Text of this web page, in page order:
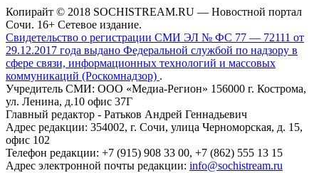
Копирайт © 2018 SOCHISTREAM.RU — Новостной портал
Сочи. 16+ Сетевое издание.
Свидетельство о регистрации СМИ ЭЛ № ФС 77 — 72111 от
29.12.2017 года выдано Федеральной службой по надзору в
сфере связи, информационных технологий и массовых
коммуникаций (Роскомнадзор) .
Учредитель СМИ: ООО «Медиа-Регион» 156000 г. Кострома,
ул. Ленина, д.10 офис 37Г
Главный редактор - Ратьков Андрей Геннадьевич
Адрес редакции: 354002, г. Сочи, улица Черноморская, д. 15,
офис 102
Телефон редакции: +7 (915) 908 33 00, +7 (862) 555 13 15
Адрес электронной почты редакции: info@sochistream.ru